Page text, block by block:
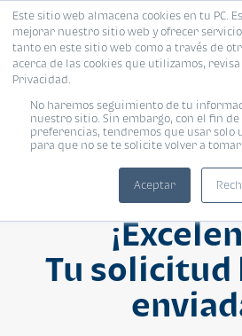
Este sitio web almacena cookies en tu PC.
mejorar nuestro sitio web y ofrecer
tanto en este sitio web como a través de
acerca de las cookies que utilizamos,
Privacidad.
No haremos seguimiento de tu
nuestro sitio. Sin embargo, con el fin
preferencias, tendremos que usar solo
para que no se te solicite volver a
Aceptar
Tu solicitud